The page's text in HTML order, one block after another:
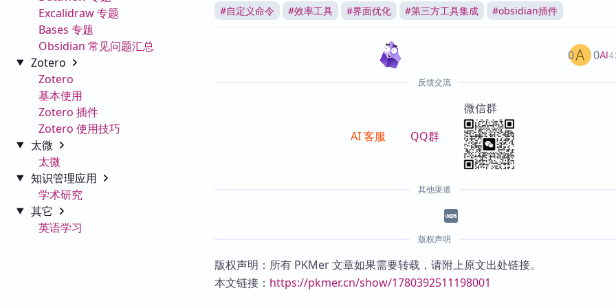
Excalidraw 专题
Bases 专题
Obsidian 常见问题汇总
Zotero
Zotero
基本使用
Zotero 插件
Zotero 使用技巧
太微
太微
知识管理应用
学术研究
其它
英语学习
#自定义命令 #效率工具 #界面优化 #第三方工具集成 #obsidian插件
AI
0 0
反馈交流
AI 客服 QQ群
微信群
其他渠道
版权声明
版权声明：所有 PKMer 文章如果需要转载，请附上原文出处链接。
本文链接： https://pkmer.cn/show/1780392511198001